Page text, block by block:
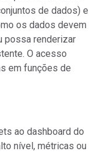
de dados) e
os dados devem
possa renderizar
O acesso
em funções de
ao dashboard do
nível, métricas ou